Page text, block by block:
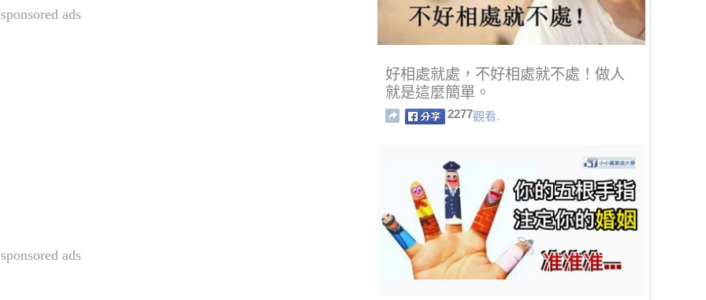
sponsored ads
sponsored ads
好相處就處，不好相處就不處！做人
就是這麼簡單。
2277觀看.